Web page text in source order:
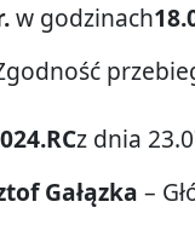
w godzinach
z dnia
Gałązka –